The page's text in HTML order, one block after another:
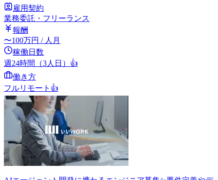
雇用契約
業務委託・フリーランス
報酬
〜100万円 / 人月
稼働日数
週24時間（3人日） 👍
働き方
フルリモート 👍